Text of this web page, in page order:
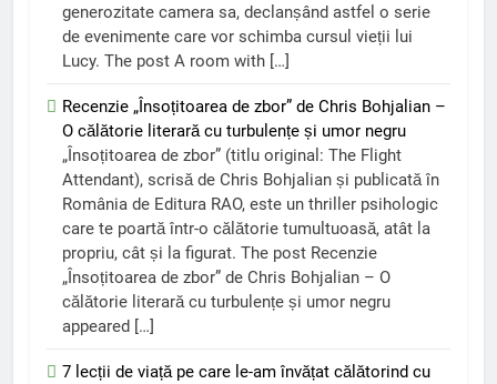
generozitate camera sa, declanșând astfel o serie
de evenimente care vor schimba cursul vieții lui
Lucy. The post A room with […]
Recenzie „Însoțitoarea de zbor” de Chris Bohjalian –
O călătorie literară cu turbulențe și umor negru
„Însoțitoarea de zbor” (titlu original: The Flight
Attendant), scrisă de Chris Bohjalian și publicată în
România de Editura RAO, este un thriller psihologic
care te poartă într-o călătorie tumultuoasă, atât la
propriu, cât și la figurat. The post Recenzie
„Însoțitoarea de zbor” de Chris Bohjalian – O
călătorie literară cu turbulențe și umor negru
appeared […]
7 lecții de viață pe care le-am învățat călătorind cu